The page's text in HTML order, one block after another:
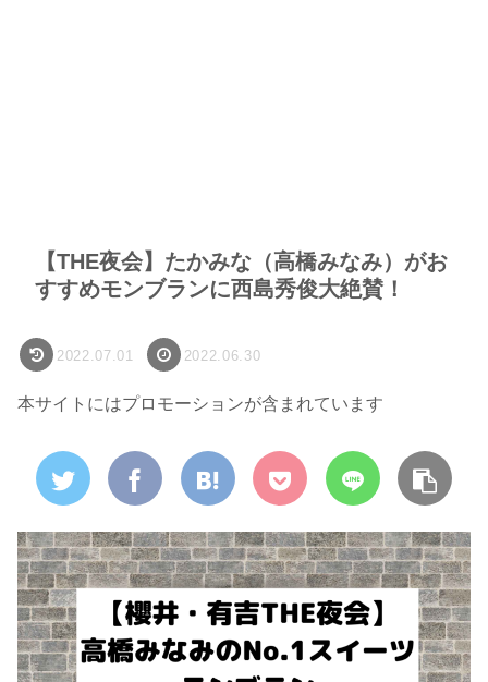
【THE夜会】たかみな（高橋みなみ）がお
すすめモンブランに西島秀俊大絶賛！
2022.07.01 2022.06.30
本サイトにはプロモーションが含まれています